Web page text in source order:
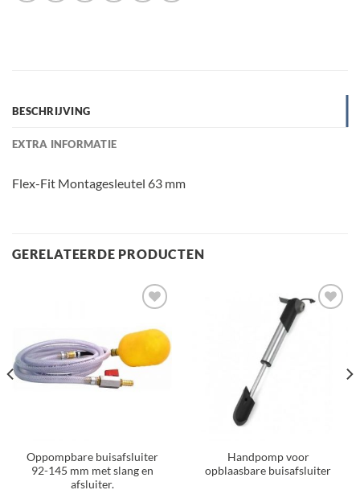
BESCHRIJVING
EXTRA INFORMATIE
Flex-Fit Montagesleutel 63 mm
GERELATEERDE PRODUCTEN
aan
verlanglijst
Oppompbare buisafsluiter
92-145 mm met slang en
afsluiter.
Toevoegen
Handpomp voor
opblaasbare buisafsluiter